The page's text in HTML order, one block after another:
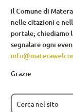
Il Comune di
nelle citazioni e
portale; chiediamo
segnalare ogni
Grazie